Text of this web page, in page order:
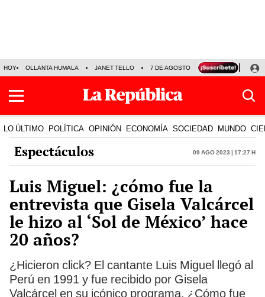
HOY OLLANTA HUMALA JANET TELLO 7 DE AGOSTO TINKA RESULTADOS
LO ÚLTIMO POLÍTICA OPINIÓN ECONOMÍA SOCIEDAD MUNDO
Espectáculos 09 Ago 2023 | 17:27 h
Luis Miguel: ¿cómo fue la
entrevista que Gisela Valcárcel
le hizo al ‘Sol de México’ hace
20 años?
¿Hicieron click? El cantante Luis Miguel llegó al
Perú en 1991 y fue recibido por Gisela
Valcárcel en su icónico programa. ¿Cómo fue